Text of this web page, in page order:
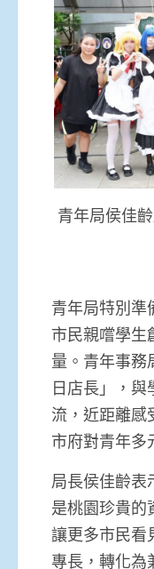
青年局侯佳
青年局特別準
市民親嚐學生
量。青年事務
日店長」，
流，近距離感
市府對青年多
局長侯佳齡表
是桃園珍貴的
讓更多市民看
專長，轉化為